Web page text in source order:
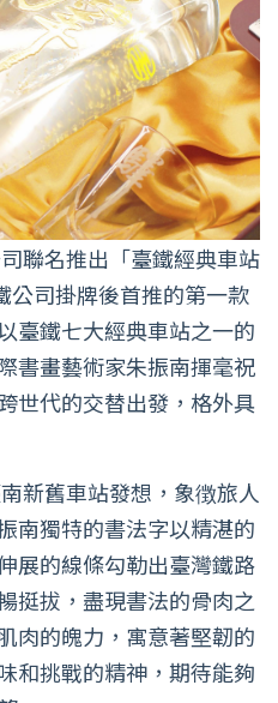
聯名推出「臺鐵經典車站
公司掛牌後首推的第一款
臺鐵七大經典車站之一的
書畫藝術家朱振南揮毫祝
世代的交替出發，格外具
新舊車站發想，象徴旅人
南獨特的書法字以精湛的
展的線條勾勒出臺灣鐵路
挺拔，盡現書法的骨肉之
肉的魄力，寓意著堅韌的
和挑戰的精神，期待能夠